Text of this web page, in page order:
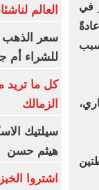
في
نقطتين
العالم
سعر الذهب
للشراء أم
كل ما تريد
الزمالك
سيلتيك
هيثم حسن
اشتروا